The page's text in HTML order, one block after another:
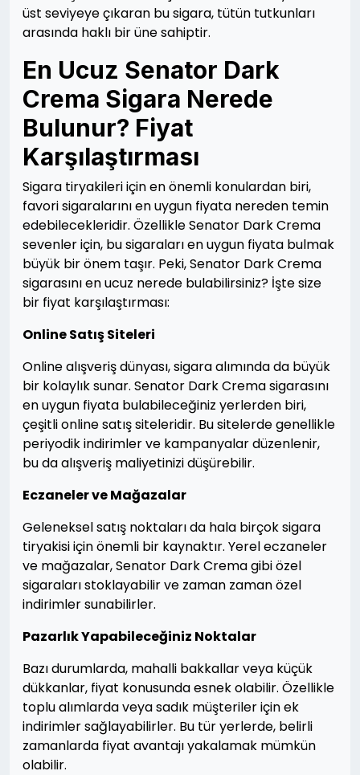
üst seviyeye çıkaran bu sigara, tütün tutkunları
arasında haklı bir üne sahiptir.
En Ucuz Senator Dark
Crema Sigara Nerede
Bulunur? Fiyat
Karşılaştırması
Sigara tiryakileri için en önemli konulardan biri,
favori sigaralarını en uygun fiyata nereden temin
edebilecekleridir. Özellikle Senator Dark Crema
sevenler için, bu sigaraları en uygun fiyata bulmak
büyük bir önem taşır. Peki, Senator Dark Crema
sigarasını en ucuz nerede bulabilirsiniz? İşte size
bir fiyat karşılaştırması:
Online Satış Siteleri
Online alışveriş dünyası, sigara alımında da büyük
bir kolaylık sunar. Senator Dark Crema sigarasını
en uygun fiyata bulabileceğiniz yerlerden biri,
çeşitli online satış siteleridir. Bu sitelerde genellikle
periyodik indirimler ve kampanyalar düzenlenir,
bu da alışveriş maliyetinizi düşürebilir.
Eczaneler ve Mağazalar
Geleneksel satış noktaları da hala birçok sigara
tiryakisi için önemli bir kaynaktır. Yerel eczaneler
ve mağazalar, Senator Dark Crema gibi özel
sigaraları stoklayabilir ve zaman zaman özel
indirimler sunabilirler.
Pazarlık Yapabileceğiniz Noktalar
Bazı durumlarda, mahalli bakkallar veya küçük
dükkanlar, fiyat konusunda esnek olabilir. Özellikle
toplu alımlarda veya sadık müşteriler için ek
indirimler sağlayabilirler. Bu tür yerlerde, belirli
zamanlarda fiyat avantajı yakalamak mümkün
olabilir.